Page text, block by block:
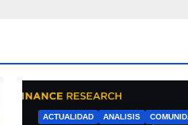
ACTUALIDAD ANALISIS